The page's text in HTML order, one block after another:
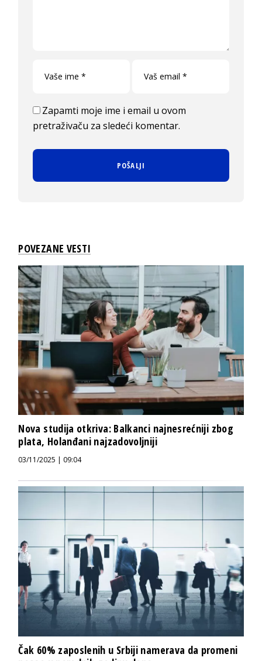
Zapamti moje ime i email u ovom
pretraživaču za sledeći komentar.
POVEZANE VESTI
Nova studija otkriva: Balkanci najnesrećniji zbog
plata, Holanđani najzadovoljniji
03/11/2025 | 09:04
Čak 60% zaposlenih u Srbiji namerava da promeni